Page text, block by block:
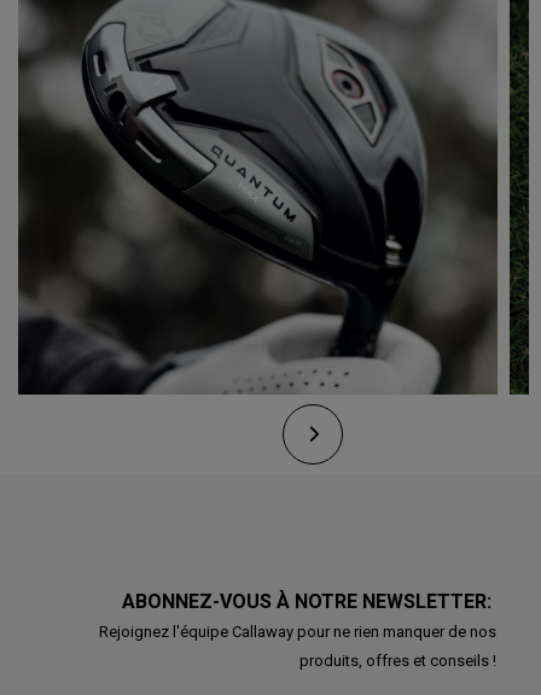
ABONNEZ-VOUS À NOTRE NEWSLETTER:
Rejoignez l'équipe Callaway pour ne rien manquer de nos
produits, offres et conseils !